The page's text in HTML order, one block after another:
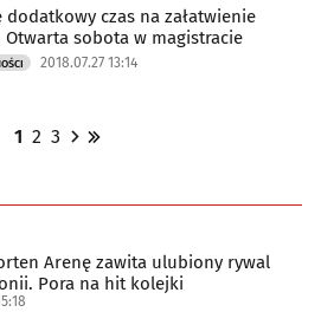
dodatkowy czas na załatwienie
Otwarta sobota w magistracie
2018.07.27 13:14
1 2 3
Arenę zawita ulubiony rywal
Pora na hit kolejki